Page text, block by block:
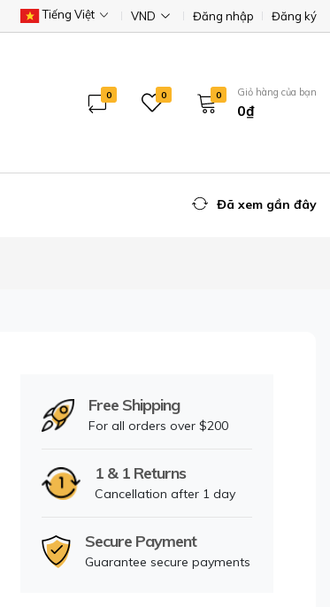
Tiếng Việt VND Đăng nhập Đăng ký
0 0 0 Giỏ hàng của bạn
0₫
Đã xem gần đây
Free Shipping
For all orders over $200
1 & 1 Returns
Cancellation after 1 day
Secure Payment
Guarantee secure payments